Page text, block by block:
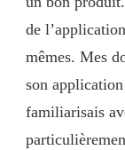
de
mêmes. Mes
son
familiarisais